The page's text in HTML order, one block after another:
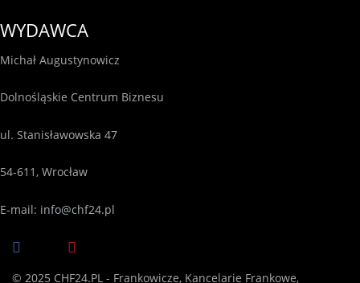
WYDAWCA
Michał Augustynowicz
Dolnośląskie Centrum Biznesu
ul. Stanisławowska 47
54-611, Wrocław
E-mail: info@chf24.pl
© 2025 CHF24.PL - Frankowicze, Kancelarie Frankowe,